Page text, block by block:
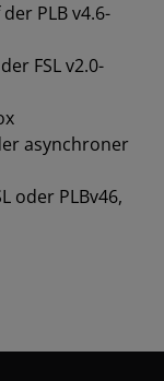
PLB v4.6-
FSL v2.0-
asynchroner
oder PLBv46,